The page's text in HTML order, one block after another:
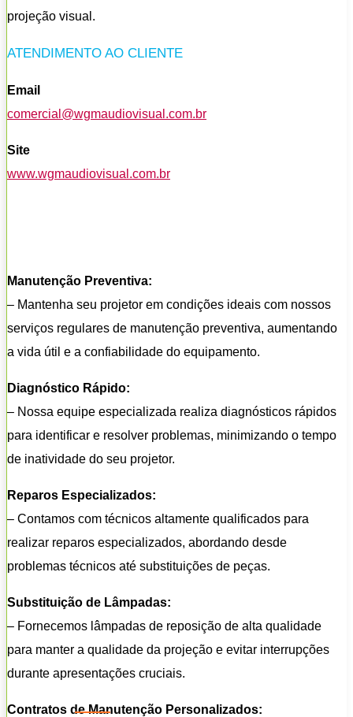
projeção visual.
ATENDIMENTO AO CLIENTE
Email
comercial@wgmaudiovisual.com.br
Site
www.wgmaudiovisual.com.br
Manutenção Preventiva:
– Mantenha seu projetor em condições ideais com nossos
serviços regulares de manutenção preventiva, aumentando
a vida útil e a confiabilidade do equipamento.
Diagnóstico Rápido:
– Nossa equipe especializada realiza diagnósticos rápidos
para identificar e resolver problemas, minimizando o tempo
de inatividade do seu projetor.
Reparos Especializados:
– Contamos com técnicos altamente qualificados para
realizar reparos especializados, abordando desde
problemas técnicos até substituições de peças.
Substituição de Lâmpadas:
– Fornecemos lâmpadas de reposição de alta qualidade
para manter a qualidade da projeção e evitar interrupções
durante apresentações cruciais.
Contratos de Manutenção Personalizados: